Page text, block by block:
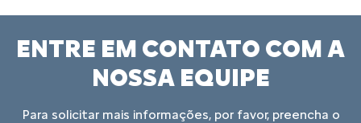
ENTRE EM CONTATO COM A
NOSSA EQUIPE
Para solicitar mais informações, por favor, preencha o